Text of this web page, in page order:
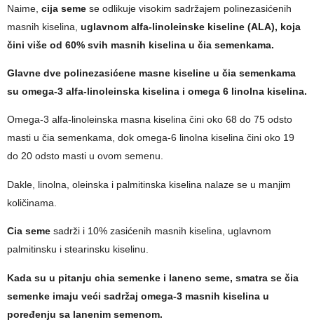
Naime, cija seme se odlikuje visokim sadržajem polinezasićenih
masnih kiselina, uglavnom alfa-linoleinske kiseline (ALA), koja
čini više od 60% svih masnih kiselina u čia semenkama.
Glavne dve polinezasićene masne kiseline u čia semenkama
su omega-3 alfa-linoleinska kiselina i omega 6 linolna kiselina.
Omega-3 alfa-linoleinska masna kiselina čini oko 68 do 75 odsto
masti u čia semenkama, dok omega-6 linolna kiselina čini oko 19
do 20 odsto masti u ovom semenu.
Dakle, linolna, oleinska i palmitinska kiselina nalaze se u manjim
količinama.
Cia seme sadrži i 10% zasićenih masnih kiselina, uglavnom
palmitinsku i stearinsku kiselinu.
Kada su u pitanju chia semenke i laneno seme, smatra se čia
semenke imaju veći sadržaj omega-3 masnih kiselina u
poređenju sa lanenim semenom.